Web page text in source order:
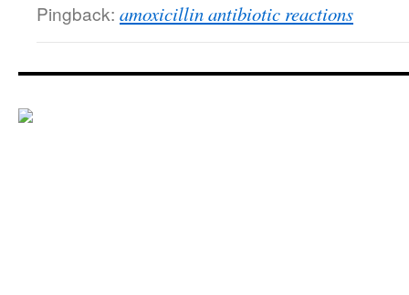
Pingback: amoxicillin antibiotic reactions